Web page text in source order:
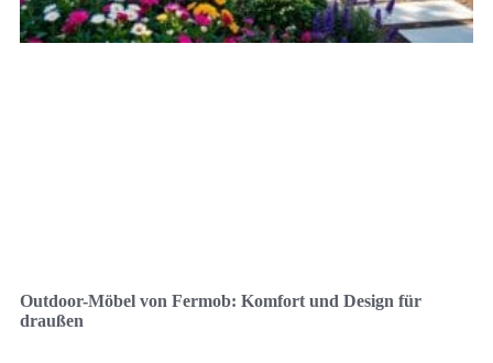
Outdoor-Möbel von Fermob: Komfort und Design für
draußen